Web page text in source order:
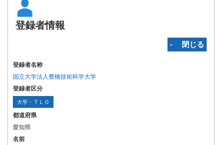
登録者情報
‐ 閉じる
登録者名称
国立大学法人豊橋技術科学大学
登録者区分
大学・ＴＬＯ
都道府県
愛知県
名前